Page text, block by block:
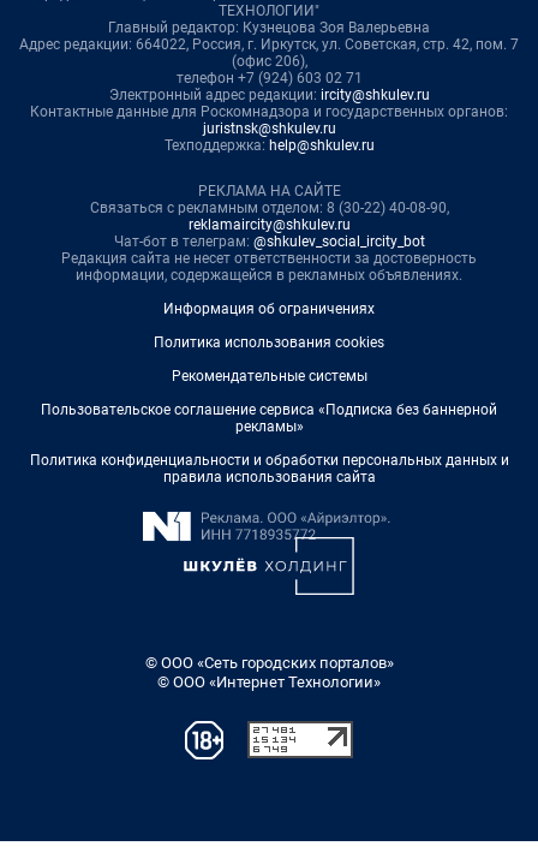
ТЕХНОЛОГИИ"
Главный редактор: Кузнецова Зоя Валерьевна
Адрес редакции: 664022, Россия, г. Иркутск, ул. Советская, стр. 42, пом. 7
(офис 206),
телефон +7 (924) 603 02 71
Электронный адрес редакции: ircity@shkulev.ru
Контактные данные для Роскомнадзора и государственных органов:
juristnsk@shkulev.ru
Техподдержка: help@shkulev.ru
РЕКЛАМА НА САЙТЕ
Связаться с рекламным отделом: 8 (30-22) 40-08-90,
reklamaircity@shkulev.ru
Чат-бот в телеграм: @shkulev_social_ircity_bot
Редакция сайта не несет ответственности за достоверность
информации, содержащейся в рекламных объявлениях.
Информация об ограничениях
Политика использования cookies
Рекомендательные системы
Пользовательское соглашение сервиса «Подписка без баннерной
рекламы»
Политика конфиденциальности и обработки персональных данных и
правила использования сайта
© ООО «Сеть городских порталов»
© ООО «Интернет Технологии»